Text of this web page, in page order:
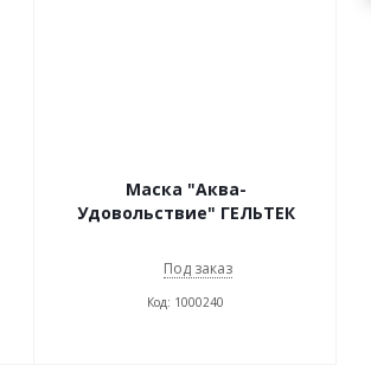
Маска "Аква-
Удовольствие" ГЕЛЬТЕК
Под заказ
Код: 1000240